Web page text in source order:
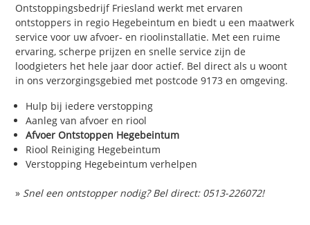
Ontstoppingsbedrijf Friesland werkt met ervaren
ontstoppers in regio Hegebeintum en biedt u een maatwerk
service voor uw afvoer- en rioolinstallatie. Met een ruime
ervaring, scherpe prijzen en snelle service zijn de
loodgieters het hele jaar door actief. Bel direct als u woont
in ons verzorgingsgebied met postcode 9173 en omgeving.
Hulp bij iedere verstopping
Aanleg van afvoer en riool
Afvoer Ontstoppen Hegebeintum
Riool Reiniging Hegebeintum
Verstopping Hegebeintum verhelpen
» Snel een ontstopper nodig? Bel direct: 0513-226072!